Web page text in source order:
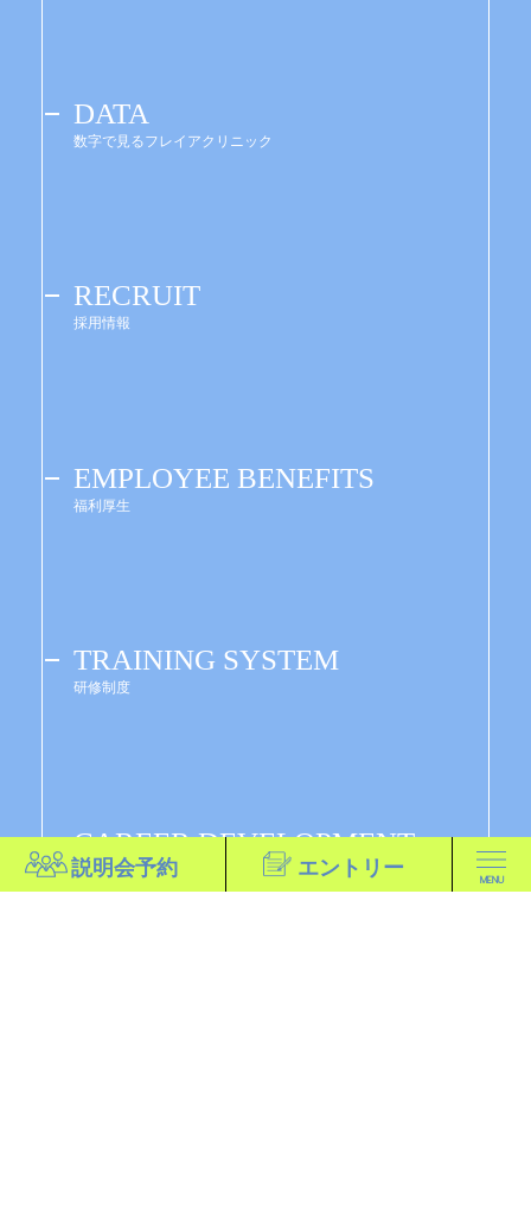
DATA
数字で見るフレイアクリニック
RECRUIT
採用情報
EMPLOYEE BENEFITS
福利厚生
TRAINING SYSTEM
研修制度
CAREER DEVELOPMENT
キャリアアップ
説明会予約 エントリー MENU